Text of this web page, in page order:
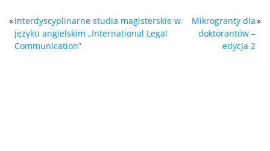
«Interdyscyplinarne studia magisterskie w
języku angielskim „International Legal
Communication”
Mikrogranty dla
doktorantów –
edycja 2
»